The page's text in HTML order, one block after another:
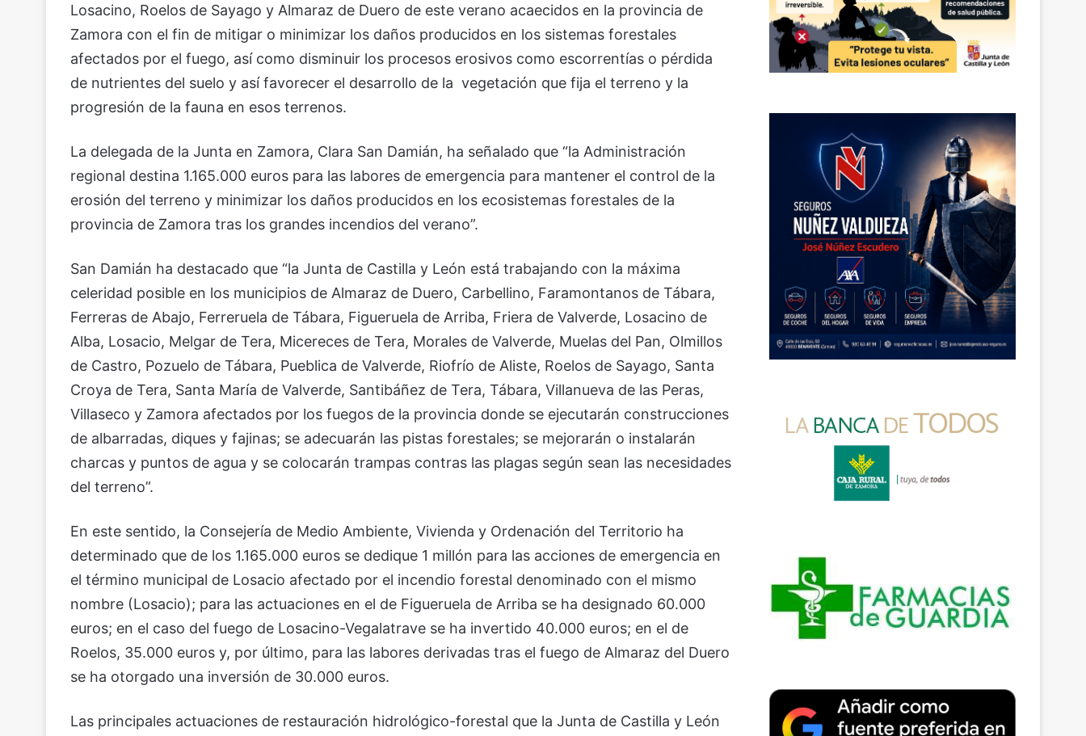
Losacino, Roelos de Sayago y Almaraz de Duero de este verano acaecidos en la provincia de
Zamora con el fin de mitigar o minimizar los daños producidos en los sistemas forestales
afectados por el fuego, así como disminuir los procesos erosivos como escorrentías o pérdida
de nutrientes del suelo y así favorecer el desarrollo de la vegetación que fija el terreno y la
progresión de la fauna en esos terrenos.
La delegada de la Junta en Zamora, Clara San Damián, ha señalado que “la Administración
regional destina 1.165.000 euros para las labores de emergencia para mantener el control de la
erosión del terreno y minimizar los daños producidos en los ecosistemas forestales de la
provincia de Zamora tras los grandes incendios del verano”.
San Damián ha destacado que “la Junta de Castilla y León está trabajando con la máxima
celeridad posible en los municipios de Almaraz de Duero, Carbellino, Faramontanos de Tábara,
Ferreras de Abajo, Ferreruela de Tábara, Figueruela de Arriba, Friera de Valverde, Losacino de
Alba, Losacio, Melgar de Tera, Micereces de Tera, Morales de Valverde, Muelas del Pan, Olmillos
de Castro, Pozuelo de Tábara, Pueblica de Valverde, Riofrío de Aliste, Roelos de Sayago, Santa
Croya de Tera, Santa María de Valverde, Santibáñez de Tera, Tábara, Villanueva de las Peras,
Villaseco y Zamora afectados por los fuegos de la provincia donde se ejecutarán construcciones
de albarradas, diques y fajinas; se adecuarán las pistas forestales; se mejorarán o instalarán
charcas y puntos de agua y se colocarán trampas contras las plagas según sean las necesidades
del terreno”.
En este sentido, la Consejería de Medio Ambiente, Vivienda y Ordenación del Territorio ha
determinado que de los 1.165.000 euros se dedique 1 millón para las acciones de emergencia en
el término municipal de Losacio afectado por el incendio forestal denominado con el mismo
nombre (Losacio); para las actuaciones en el de Figueruela de Arriba se ha designado 60.000
euros; en el caso del fuego de Losacino-Vegalatrave se ha invertido 40.000 euros; en el de
Roelos, 35.000 euros y, por último, para las labores derivadas tras el fuego de Almaraz del Duero
se ha otorgado una inversión de 30.000 euros.
Las principales actuaciones de restauración hidrológico-forestal que la Junta de Castilla y León